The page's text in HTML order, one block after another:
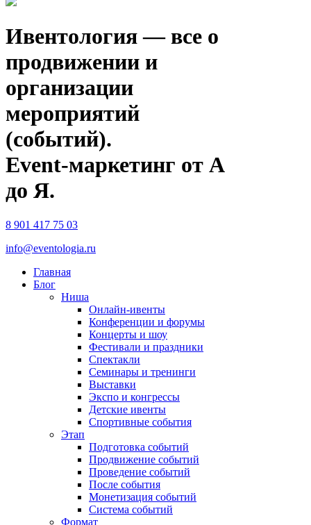
Ивентология — все о
продвижении и
организации
мероприятий
(событий).
Event-маркетинг от А
до Я.
8 901 417 75 03
info@eventologia.ru
Главная
Блог
Ниша
Онлайн-ивенты
Конференции и форумы
Концерты и шоу
Фестивали и праздники
Спектакли
Семинары и тренинги
Выставки
Экспо и конгрессы
Детские ивенты
Спортивные события
Этап
Подготовка событий
Продвижение событий
Проведение событий
После события
Монетизация событий
Система событий
Формат